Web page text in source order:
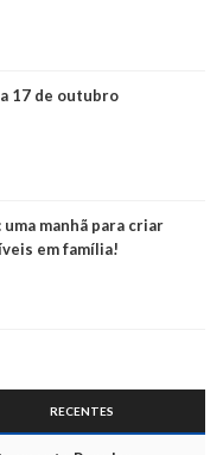
17 de outubro
uma manhã para criar
em família!
RECENTES